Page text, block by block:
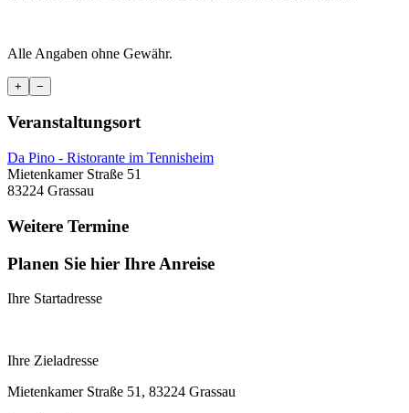
Alle Angaben ohne Gewähr.
+ −
Veranstaltungsort
Da Pino - Ristorante im Tennisheim
Mietenkamer Straße 51
83224 Grassau
Weitere Termine
Planen Sie hier Ihre Anreise
Ihre Startadresse
Ihre Zieladresse
Mietenkamer Straße 51, 83224 Grassau